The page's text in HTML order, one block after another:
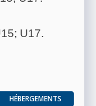
U17.
HÉBERGEMENTS